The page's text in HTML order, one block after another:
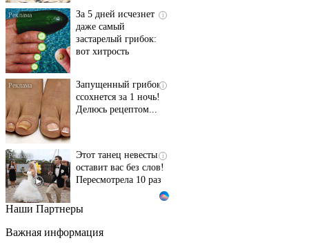
даже самый
застарелый грибок:
вот хитрость
ссохнется за 1 ночь!
Делюсь рецептом...
оставит вас без слов!
Пересмотрела 10 раз
Ролик длится пару
шоке от увиденного
Наши Партнеры
Важная информация